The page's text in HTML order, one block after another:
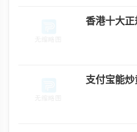
香港十大
支付宝能